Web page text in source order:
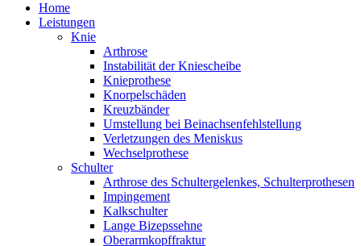
Home
Leistungen
Knie
Arthrose
Instabilität der Kniescheibe
Knieprothese
Knorpelschäden
Kreuzbänder
Umstellung bei Beinachsenfehlstellung
Verletzungen des Meniskus
Wechselprothese
Schulter
Arthrose des Schultergelenkes, Schulterprothesen
Impingement
Kalkschulter
Lange Bizepssehne
Oberarmkopffraktur